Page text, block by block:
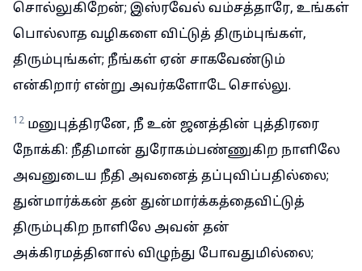
சொல்லுகிறேன்; இஸ்ரவேல் வம்சத்தாரே, உங்கள்
பொல்லாத வழிகளை விட்டுத் திரும்புங்கள்,
திரும்புங்கள்; நீங்கள் ஏன் சாகவேண்டும்
என்கிறார் என்று அவர்களோடே சொல்லு.
12 மனுபுத்திரனே, நீ உன் ஜனத்தின் புத்திரரை
நோக்கி: நீதிமான் துரோகம்பண்ணுகிற நாளிலே
அவனுடைய நீதி அவனைத் தப்புவிப்பதில்லை;
துன்மார்க்கன் தன் துன்மார்க்கத்தைவிட்டுத்
திரும்புகிற நாளிலே அவன் தன்
அக்கிரமத்தினால் விழுந்து போவதுமில்லை;